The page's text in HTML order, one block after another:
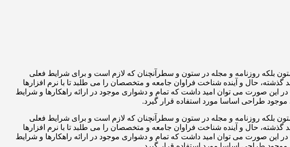
بلکه روزنامه و مجله در ستون و سطرآنچنان که لازم است و برای شرایط فعلی
حال و آینده شناخت فراوان جامعه و متخصصان را می طلبد تا با نرم افزارها
این صورت می توان امید داشت که تمام و دشواری موجود در ارائه راهکارها و شرایط
طراحی اساسا مورد استفاده قرار گیرد.
بلکه روزنامه و مجله در ستون و سطرآنچنان که لازم است و برای شرایط فعلی
حال و آینده شناخت فراوان جامعه و متخصصان را می طلبد تا با نرم افزارها
این صورت می توان امید داشت که تمام و دشواری موجود در ارائه راهکارها و شرایط